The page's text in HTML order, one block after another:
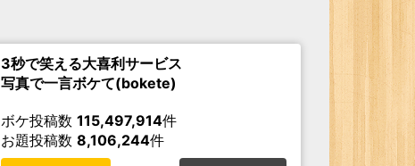
3秒で笑える大喜利サービス
写真で一言ボケて(bokete)
ボケ投稿数 115,497,914件
お題投稿数 8,106,244件